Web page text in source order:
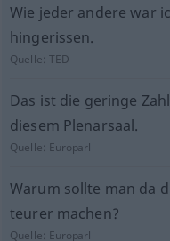
Wie jeder andere war
hingerissen.
Quelle:TED
Das ist die geringe
diesem Plenarsaal.
Quelle: Europarl
Warum sollte man da
teurer machen?
Quelle: Europarl